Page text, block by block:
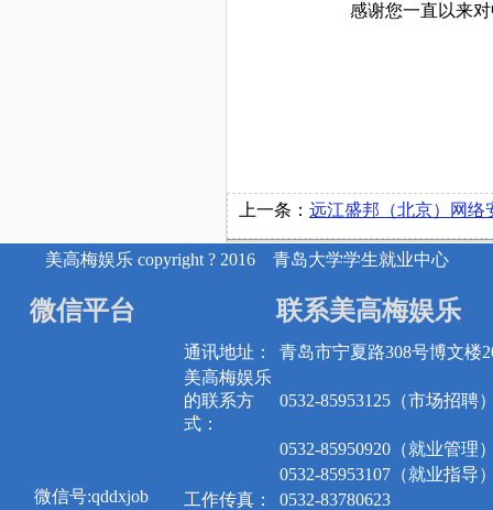
感谢您一直以来
上一条： 远江盛邦（北京）网络安全科技股份有限
美高梅娱乐 copyright ? 2016 青岛大学学生就业中心
微信平台
微信号:qddxjob
联系美高梅娱乐
通讯地址：
青岛市宁夏路308号博文楼
美高梅娱乐
的联系方
式：
0532-85953125（市场招聘
0532-85950920（就业管理
0532-85953107（就业指导
工作传真：
0532-83780623